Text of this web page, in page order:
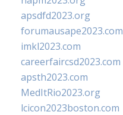
apsdfd2023.org
forumausape2023.com
imkl2023.com
careerfaircsd2023.com
apsth2023.com
MedItRio2023.org
lcicon2023boston.com